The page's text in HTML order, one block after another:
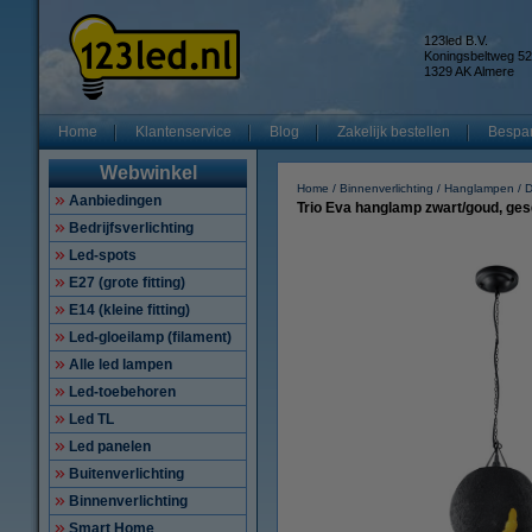
123led B.V.
Koningsbeltweg 52
1329 AK Almere
Home Klantenservice Blog Zakelijk bestellen
Webwinkel
Aanbiedingen
Bedrijfsverlichting
Led-spots
E27 (grote fitting)
E14 (kleine fitting)
Led-gloeilamp (filament)
Alle led lampen
Led-toebehoren
Led TL
Led panelen
Buitenverlichting
Binnenverlichting
Smart Home
Home Binnenverlichting Hanglampen
Trio Eva hanglamp zwart/goud,